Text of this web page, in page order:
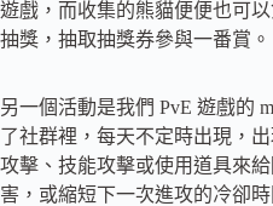
遊戲，而收集的熊貓便便也可
抽獎，抽取抽獎券參與一番賞。
另一個活動是我們 PvE 遊戲的
了社群裡，每天不定時出現，
攻擊、技能攻擊或使用道具來
害，或縮短下一次進攻的冷卻